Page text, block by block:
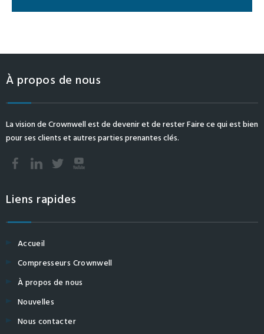
À propos de nous
La vision de Crownwell est de devenir et de rester Faire ce qui est bien
pour ses clients et autres parties prenantes clés.
Liens rapides
Accueil
Compresseurs Crownwell
À propos de nous
Nouvelles
Nous contacter